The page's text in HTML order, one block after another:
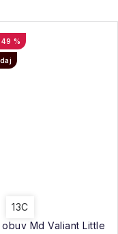
Md Valiant Little
49 %
13C